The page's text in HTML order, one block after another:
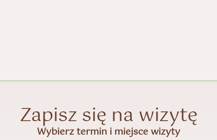
Zapisz się na wizytę
Wybierz termin i miejsce wizyty